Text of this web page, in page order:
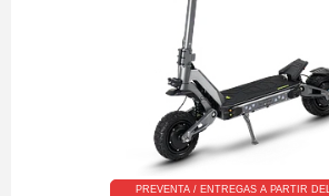
PREVENTA / ENTREGAS A PARTIR